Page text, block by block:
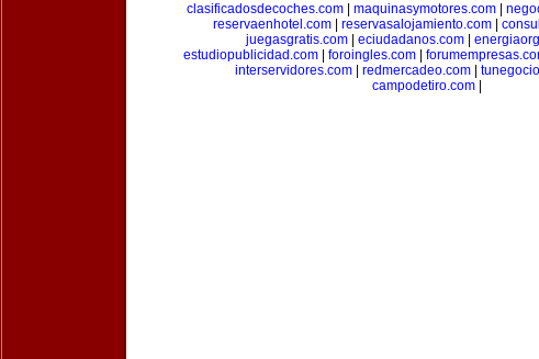
clasificadosdecoches.com
maquinasymotores.com
reservaenhotel.com| reservasalojamiento.com|
juegasgratis.com
eciudadanos.com
estudiopublicidad.com| foroingles.com|
interservidores.com
redmercadeo.com
campodetiro.com